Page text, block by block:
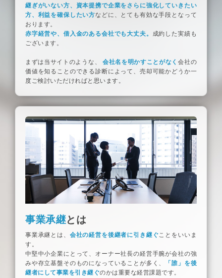
継ぎがいない方、資本提携で企業をさらに強化していきたい
方、利益を確保したい方などに、とても有効な手段となって
おります。
赤字経営や、借入金のある会社でも大丈夫。
成約した実績も
ございます。
まずは当サイトのような、 会社名を明かすことがなく会社の
価値を知ることのできる診断によって、売却可能かどうか一
度ご検討いただければと思います。
事業承継とは
事業承継とは、 会社の経営を後継者に引き継ぐ ことをいいま
す。
中堅中小企業にとって、オーナー社長の経営手腕が会社の強
みや存立基盤そのものになっていることが多く、
「誰」を後
継者にして事業を引き継ぐのかは重要な経営課題です。